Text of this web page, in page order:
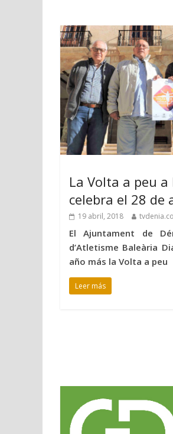
La Volta a peu
celebra el 28 de
19 abril, 2018
El Ajuntament de
d’Atletisme Baleària
año más la Volta a peu
Leer más